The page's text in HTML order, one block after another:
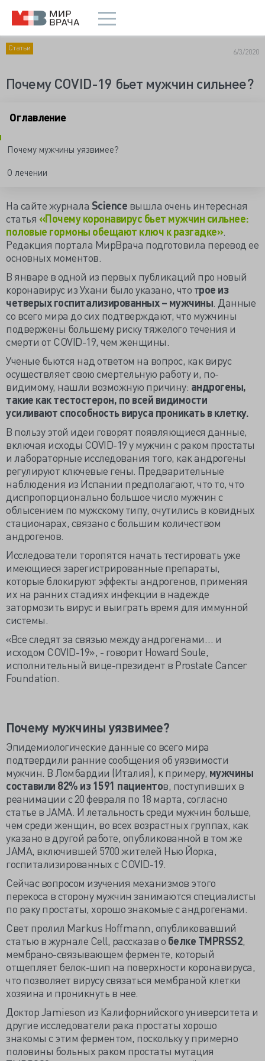
Статьи 6/3/2020
Почему COVID-19 бьет мужчин сильнее?
Оглавление
Почему мужчины уязвимее?
О лечении
На сайте журнала Science вышла очень интересная
статья «Почему коронавирус бьет мужчин сильнее:
половые гормоны обещают ключ к разгадке».
Редакция портала МирВрача подготовила перевод ее
основных моментов.
В январе в одной из первых публикаций про новый
коронавирус из Ухани было указано, что трое из
четверых госпитализированных – мужчины . Данные
со всего мира до сих подтверждают, что мужчины
подвержены большему риску тяжелого течения и
смерти от COVID-19, чем женщины.
Ученые бьются над ответом на вопрос, как вирус
осуществляет свою смертельную работу и, по-
видимому, нашли возможную причину: андрогены,
такие как тестостерон, по всей видимости
усиливают способность вируса проникать в клетку.
В пользу этой идеи говорят появляющиеся данные,
включая исходы COVID-19 у мужчин с раком простаты
и лабораторные исследования того, как андрогены
регулируют ключевые гены. Предварительные
наблюдения из Испании предполагают, что то, что
диспропорционально большое число мужчин с
облысением по мужскому типу, очутились в ковидных
стационарах, связано с большим количеством
андрогенов.
Исследователи торопятся начать тестировать уже
имеющиеся зарегистрированные препараты,
которые блокируют эффекты андрогенов, применяя
их на ранних стадиях инфекции в надежде
затормозить вирус и выиграть время для иммунной
системы.
«Все следят за связью между андрогенами… и
исходом COVID-19», - говорит Howard Soule,
исполнительный вице-президент в Prostate Cancer
Foundation.
Почему мужчины уязвимее?
Эпидемиологические данные со всего мира
подтвердили ранние сообщения об уязвимости
мужчин. В Ломбардии (Италия), к примеру, мужчины
составили 82% из 1591 пациентов, поступивших в
реанимации с 20 февраля по 18 марта, согласно
статье в JAMA. И летальность среди мужчин больше,
чем среди женщин, во всех возрастных группах, как
указано в другой работе, опубликованной в том же
JAMA, включившей 5700 жителей Нью Йорка,
госпитализированных с COVID-19.
Сейчас вопросом изучения механизмов этого
перекоса в сторону мужчин занимаются специалисты
по раку простаты, хорошо знакомые с андрогенами.
Свет пролил Markus Hoffmann, опубликовавший
статью в журнале Cell, рассказав о белке TMPRSS2,
мембрано-связывающем ферменте, который
отщепляет белок-шип на поверхности коронавируса,
что позволяет вирусу связаться мембраной клетки
хозяина и проникнуть в нее.
Доктор Jamieson из Калифорнийского университета и
другие исследователи рака простаты хорошо
знакомы с этим ферментом, поскольку у примерно
половины больных раком простаты мутация